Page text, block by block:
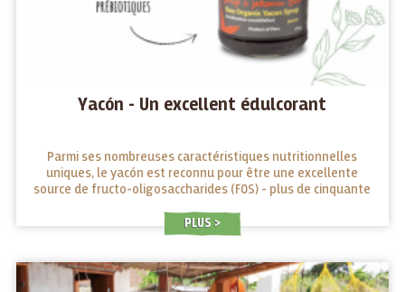
Yacón - Un excellent édulcorant
Parmi ses nombreuses caractéristiques nutritionnelles
uniques, le yacón est reconnu pour être une excellente
source de fructo-oligosaccharides (FOS) - plus de cinquante
PLUS